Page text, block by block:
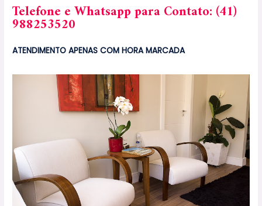
Telefone e Whatsapp para Contato: (41)
988253520
ATENDIMENTO APENAS COM HORA MARCADA